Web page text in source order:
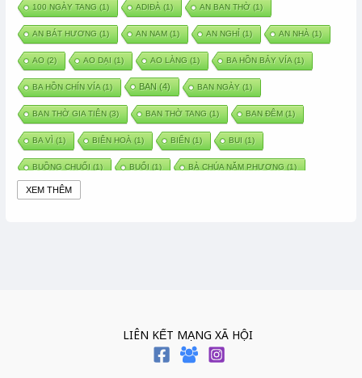
100 NGÀY TANG (1) ADIĐÀ (1) AN BAN THỜ(1)
AN BÁT HƯƠNG (1) AN NAM(1) AN NGHỈ (1) AN NHÀ (1)
AO (2) AO DẠI (1) AO LÀNG (1) BA HỒN BẢY VÍA(1)
BA HỒN CHÍN VÍA(1) BAN (4) BAN NGÀY (1)
BAN THỜ GIA TIÊN (3) BAN THỜ TANG (1) BAN ĐÊM(1)
BA VÌ (1) BIÊN HOÀ (1) BIỂN (1) BUI (1)
BUỒNG CHUỐI (1) BUỔI (1) BÀ CHÚA NĂM PHƯƠNG (1)
BÀ CHÚA THÀNH ĐÔNG
BÁNH CHƯNG BÁNH DẦY
BÁNH TRÁNG (1) BÁNH TRÔI BÁNH CHAY
XEM THÊM
LIÊN KẾT MẠNG XÃ HỘI